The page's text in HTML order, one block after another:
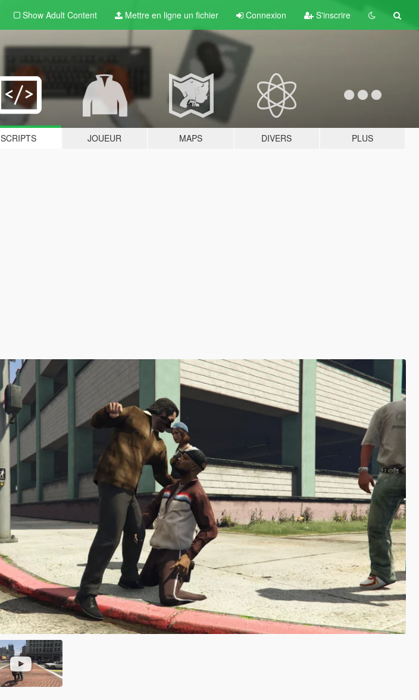
Show Adult Content Mettre en ligne un fichier Connexion S'inscrire
SCRIPTS JOUEUR MAPS DIVERS PLUS